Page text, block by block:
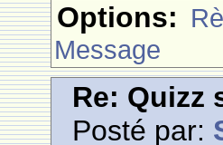
Options:
Message
Re: Quizz
Posté par: